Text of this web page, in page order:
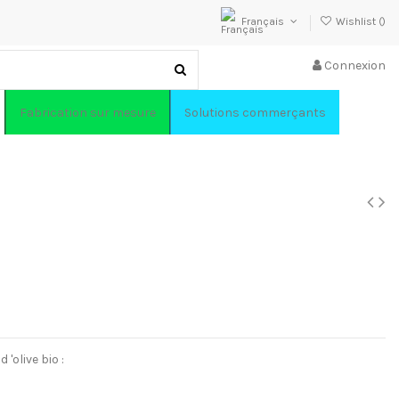
Français Wishlist ()
Connexion
Fabrication sur mesure Solutions commerçants
'olive bio :